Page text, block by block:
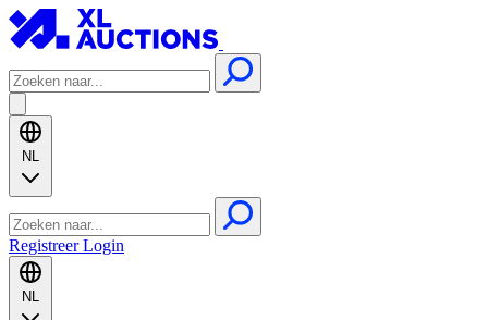
NL
RegistreerLogin
NL